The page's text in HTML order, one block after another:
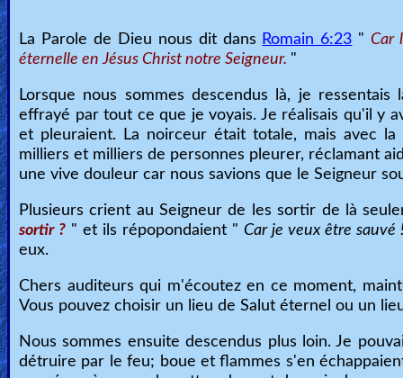
La Parole de Dieu nous dit dans Romain 6:23 "Car
éternelle en Jésus Christ notre Seigneur. "
Lorsque nous sommes descendus là, je
effrayé par tout ce que je voyais. Je réalisais qu'il y
et pleuraient. La noirceur était totale, mais avec
milliers et milliers de personnes pleurer, réclamant
une vive douleur car nous savions que le Seigneur
Plusieurs crient au Seigneur de les sortir de là
sortir ?" et ils répopondaient " Car je veux être
eux.
Chers auditeurs qui m'écoutez en ce moment,
Vous pouvez choisir un lieu de Salut éternel ou un
Nous sommes ensuite descendus plus loin. Je
détruire par le feu; boue et flammes s'en